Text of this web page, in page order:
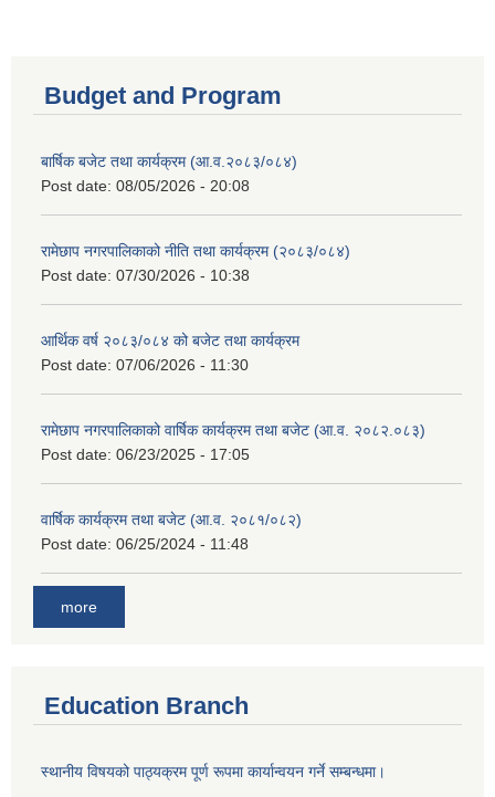
Budget and Program
बार्षिक बजेट तथा कार्यक्रम (आ.व.२०८३/०८४)
Post date: 08/05/2026 - 20:08
रामेछाप नगरपालिकाको नीति तथा कार्यक्रम (२०८३/०८४)
Post date: 07/30/2026 - 10:38
आर्थिक वर्ष २०८३/०८४ को बजेट तथा कार्यक्रम
Post date: 07/06/2026 - 11:30
रामेछाप नगरपालिकाको वार्षिक कार्यक्रम तथा बजेट (आ.व. २०८२.०८३)
Post date: 06/23/2025 - 17:05
वार्षिक कार्यक्रम तथा बजेट (आ.व. २०८१/०८२)
Post date: 06/25/2024 - 11:48
more
Education Branch
स्थानीय विषयको पाठ्यक्रम पूर्ण रूपमा कार्यान्वयन गर्ने सम्बन्धमा।